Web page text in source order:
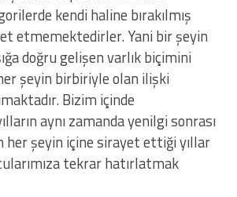
kendi haline bırakılmış
etmemektedirler. Yani bir şeyin
doğru gelişen varlık biçimini
şeyin birbiriyle olan ilişki
Bizim içinde
aynı zamanda yenilgi sonrası
şeyin içine sirayet ettiği yıllar
tekrar hatırlatmak